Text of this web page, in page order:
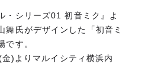
・シリーズ01 初音ミク』よ
舞氏がデザインした「初音ミ
です。
)よりマルイシティ横浜内